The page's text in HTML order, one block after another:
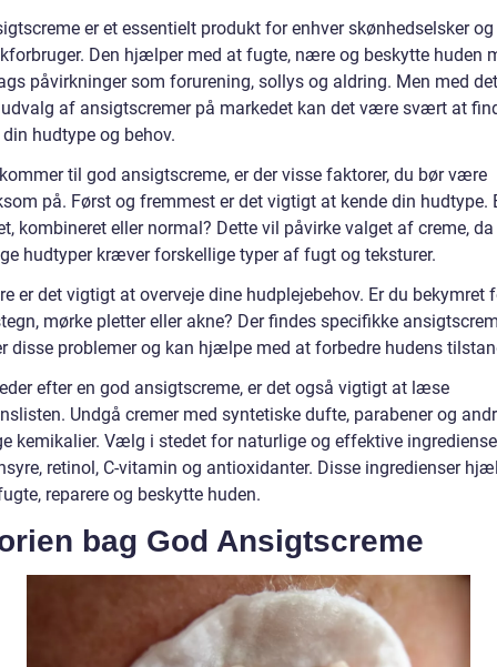
er et essentielt produkt for enhver skønhedselsker og
Den hjælper med at fugte, nære og beskytte huden
påvirkninger som forurening, sollys og aldring. Men med det
af ansigtscremer på markedet kan det være svært at
hudtype og behov.
til god ansigtscreme, er der visse faktorer, du bør være
på. Først og fremmest er det vigtigt at kende din hudtype.
kombineret eller normal? Dette vil påvirke valget af creme, da
hudtyper kræver forskellige typer af fugt og teksturer.
er det vigtigt at overveje dine hudplejebehov. Er du bekymret
mørke pletter eller akne? Der findes specifikke
disse problemer og kan hjælpe med at forbedre hudens
efter en god ansigtscreme, er det også vigtigt at læse
Undgå cremer med syntetiske dufte, parabener og
kemikalier. Vælg i stedet for naturlige og effektive
retinol, C-vitamin og antioxidanter. Disse ingredienser
reparere og beskytte huden.
bag God Ansigtscreme